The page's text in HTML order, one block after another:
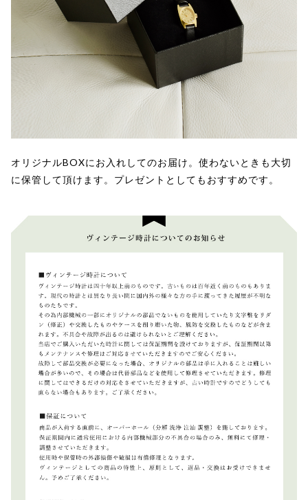
オリジナルBOXにお入れしてのお届け。使わないときも大切
に保管して頂けます。プレゼントとしてもおすすめです。